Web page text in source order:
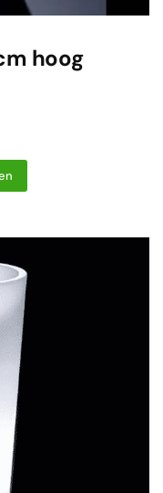
hoog